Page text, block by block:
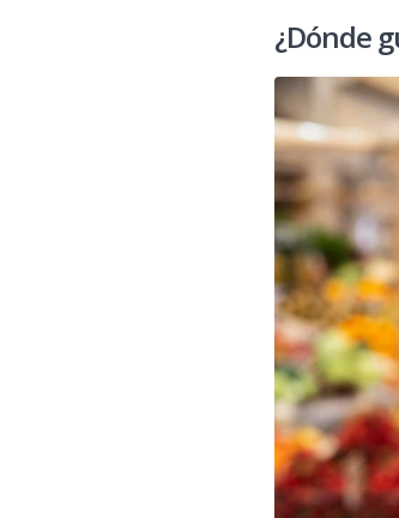
¿Dónde